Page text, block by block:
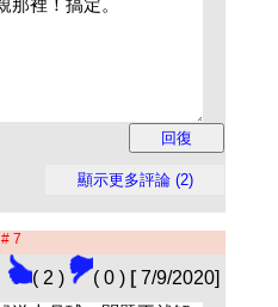
# 7
( 2 ) ( 0 ) [7/9/2020]